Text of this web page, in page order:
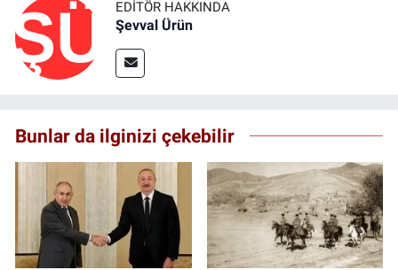
EDITÖR HAKKINDA
Şevval Ürün
Bunlar da ilginizi çekebilir